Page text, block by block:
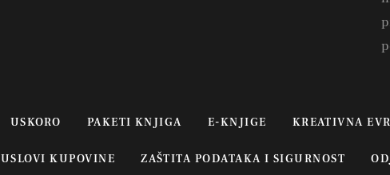
USKORO PAKETI KNJIGA E-KNJIGE KREATIVNA
USLOVI KUPOVINE ZAŠTITA PODATAKA I SIGURNOST